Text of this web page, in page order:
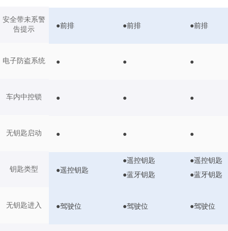
安全带未系警
告提示
电子防盗系统
车内中控锁
无钥匙启动
钥匙类型
无钥匙进入
●前排 ●前排 ●前排
● ● ●
● ● ●
● ● ●
●遥控钥匙
●遥控钥匙
●蓝牙钥匙
●遥控钥匙
●蓝牙钥匙
●驾驶位 ●驾驶位 ●驾驶位